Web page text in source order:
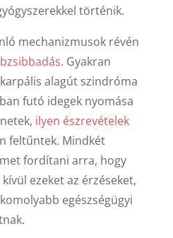
történik.
mechanizmusok révén
. Gyakran
alagút szindróma
futó idegek nyomása
ilyen észrevételek
feltűntek. Mindkét
fordítani arra, hogy
ezeket az érzéseket,
egészségügyi